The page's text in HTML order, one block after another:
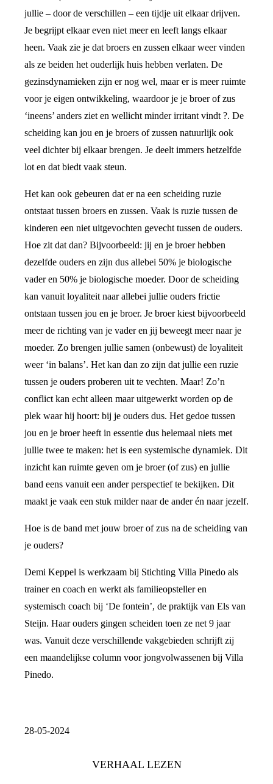
jullie – door de verschillen – een tijdje uit elkaar drijven.
Je begrijpt elkaar even niet meer en leeft langs elkaar
heen. Vaak zie je dat broers en zussen elkaar weer vinden
als ze beiden het ouderlijk huis hebben verlaten. De
gezinsdynamieken zijn er nog wel, maar er is meer ruimte
voor je eigen ontwikkeling, waardoor je je broer of zus
‘ineens’ anders ziet en wellicht minder irritant vindt ?. De
scheiding kan jou en je broers of zussen natuurlijk ook
veel dichter bij elkaar brengen. Je deelt immers hetzelfde
lot en dat biedt vaak steun.
Het kan ook gebeuren dat er na een scheiding ruzie
ontstaat tussen broers en zussen. Vaak is ruzie tussen de
kinderen een niet uitgevochten gevecht tussen de ouders.
Hoe zit dat dan? Bijvoorbeeld: jij en je broer hebben
dezelfde ouders en zijn dus allebei 50% je biologische
vader en 50% je biologische moeder. Door de scheiding
kan vanuit loyaliteit naar allebei jullie ouders frictie
ontstaan tussen jou en je broer. Je broer kiest bijvoorbeeld
meer de richting van je vader en jij beweegt meer naar je
moeder. Zo brengen jullie samen (onbewust) de loyaliteit
weer ‘in balans’. Het kan dan zo zijn dat jullie een ruzie
tussen je ouders proberen uit te vechten. Maar! Zo’n
conflict kan echt alleen maar uitgewerkt worden op de
plek waar hij hoort: bij je ouders dus. Het gedoe tussen
jou en je broer heeft in essentie dus helemaal niets met
jullie twee te maken: het is een systemische dynamiek. Dit
inzicht kan ruimte geven om je broer (of zus) en jullie
band eens vanuit een ander perspectief te bekijken. Dit
maakt je vaak een stuk milder naar de ander én naar jezelf.
Hoe is de band met jouw broer of zus na de scheiding van
je ouders?
Demi Keppel is werkzaam bij Stichting Villa Pinedo als
trainer en coach en werkt als familieopsteller en
systemisch coach bij ‘De fontein’, de praktijk van Els van
Steijn. Haar ouders gingen scheiden toen ze net 9 jaar
was. Vanuit deze verschillende vakgebieden schrijft zij
een maandelijkse column voor jongvolwassenen bij Villa
Pinedo.
28-05-2024
VERHAAL LEZEN